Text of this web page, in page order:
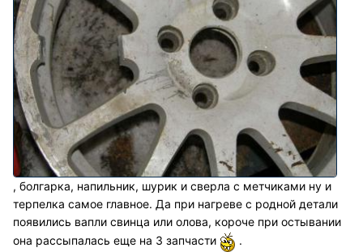
, болгарка, напильник, шурик и сверла с метчиками ну и
терпелка самое главное. Да при нагреве с родной детали
появились вапли свинца или олова, короче при остывании
она рассыпалась еще на 3 запчасти
.